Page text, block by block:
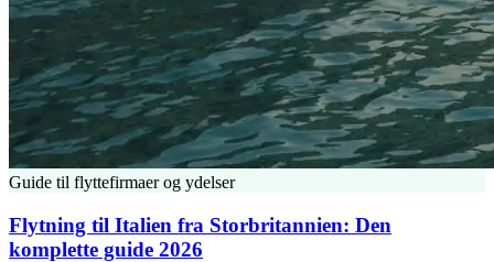
Guide til flyttefirmaer og ydelser
Flytning til Italien fra Storbritannien: Den
komplette guide 2026